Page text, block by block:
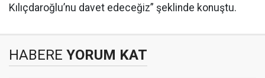
Kılıçdaroğlu’nu davet edeceğiz” şeklinde konuştu.
HABERE YORUM KAT